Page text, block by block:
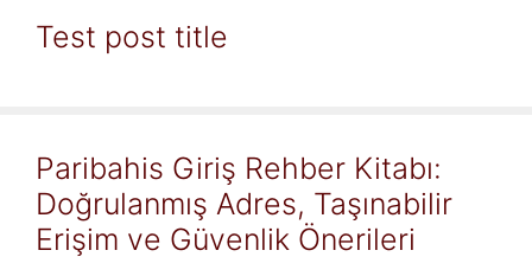
Test post title
Paribahis Giriş Rehber Kitabı:
Doğrulanmış Adres, Taşınabilir
Erişim ve Güvenlik Önerileri